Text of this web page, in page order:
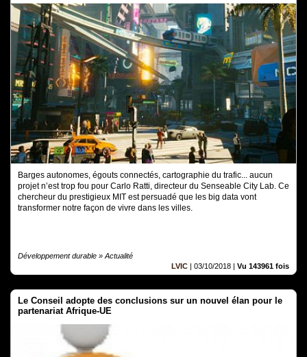
Barges autonomes, égouts connectés, cartographie du trafic... aucun
projet n’est trop fou pour Carlo Ratti, directeur du Senseable City Lab. Ce
chercheur du prestigieux MIT est persuadé que les big data vont
transformer notre façon de vivre dans les villes.
Développement durable » Actualité
LVIC | 03/10/2018 | Vu 143961 fois
Le Conseil adopte des conclusions sur un nouvel élan pour le
partenariat Afrique-UE